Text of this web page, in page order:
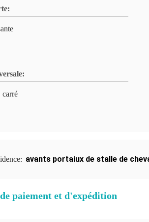
carré
avants portaiux de stalle de
paiement et d'expédition